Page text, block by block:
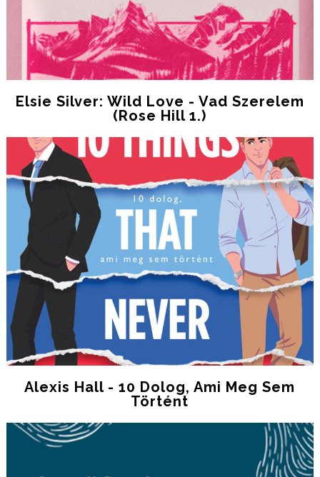
Elsie Silver: Wild Love - Vad Szerelem
(Rose Hill 1.)
Alexis Hall - 10 Dolog, Ami Meg Sem
Történt